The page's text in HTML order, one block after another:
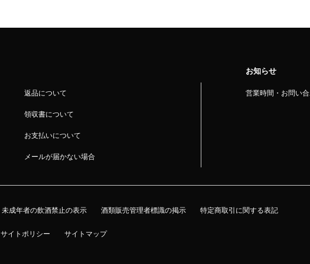
返品について
領収書について
お支払いについて
メールが届かない場合
未成年者の飲酒禁止の表示 酒類販売管理者標識の掲示 特定商取引に関する表記
サイトポリシー サイトマップ
お知らせ
営業時間・お問い